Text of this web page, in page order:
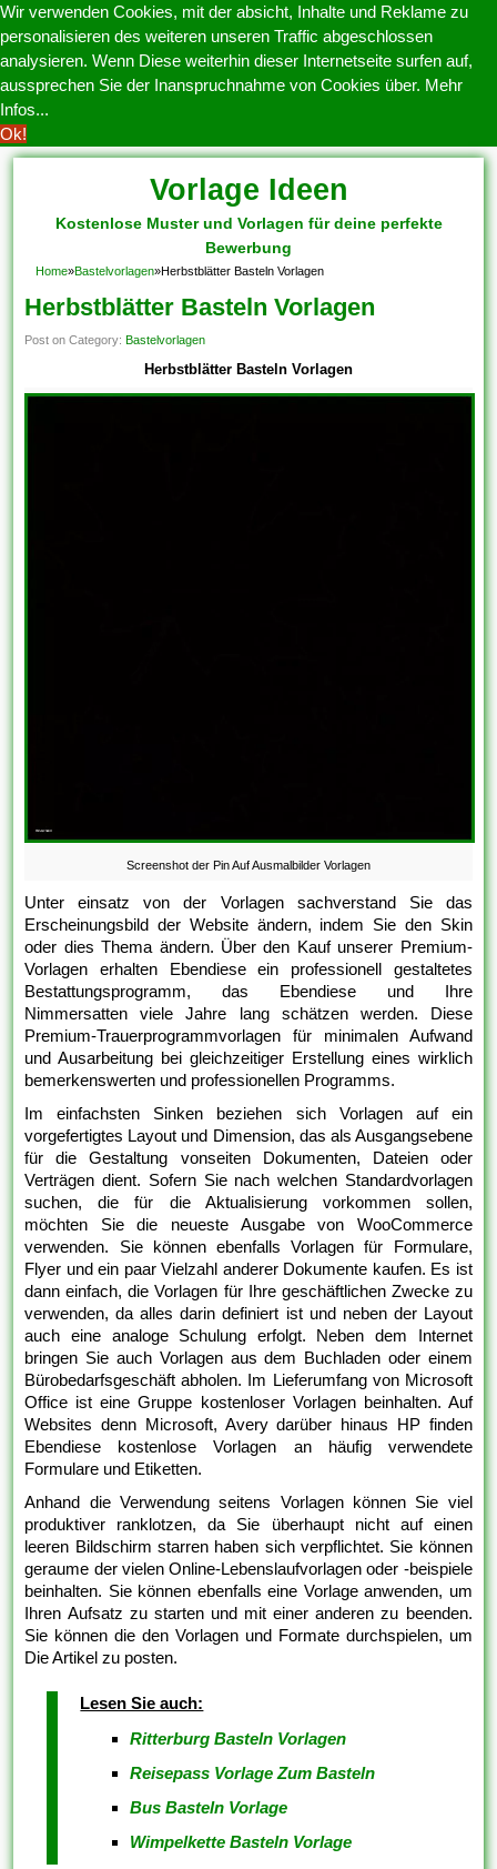
Wir verwenden Cookies, mit der absicht, Inhalte und Reklame zu
personalisieren des weiteren unseren Traffic abgeschlossen
analysieren. Wenn Diese weiterhin dieser Internetseite surfen auf,
aussprechen Sie der Inanspruchnahme von Cookies über. Mehr
Infos...
Ok!
Vorlage Ideen
Kostenlose Muster und Vorlagen für deine perfekte
Bewerbung
Home»Bastelvorlagen»Herbstblätter Basteln Vorlagen
Herbstblätter Basteln Vorlagen
Post on Category:Bastelvorlagen
Herbstblätter Basteln Vorlagen
Screenshot der Pin Auf Ausmalbilder Vorlagen
Unter einsatz von der Vorlagen sachverstand Sie das
Erscheinungsbild der Website ändern, indem Sie den Skin
oder dies Thema ändern. Über den Kauf unserer Premium-
Vorlagen erhalten Ebendiese ein professionell gestaltetes
Bestattungsprogramm, das Ebendiese und Ihre
Nimmersatten viele Jahre lang schätzen werden. Diese
Premium-Trauerprogrammvorlagen für minimalen Aufwand
und Ausarbeitung bei gleichzeitiger Erstellung eines wirklich
bemerkenswerten und professionellen Programms.
Im einfachsten Sinken beziehen sich Vorlagen auf ein
vorgefertigtes Layout und Dimension, das als Ausgangsebene
für die Gestaltung vonseiten Dokumenten, Dateien oder
Verträgen dient. Sofern Sie nach welchen Standardvorlagen
suchen, die für die Aktualisierung vorkommen sollen,
möchten Sie die neueste Ausgabe von WooCommerce
verwenden. Sie können ebenfalls Vorlagen für Formulare,
Flyer und ein paar Vielzahl anderer Dokumente kaufen. Es ist
dann einfach, die Vorlagen für Ihre geschäftlichen Zwecke zu
verwenden, da alles darin definiert ist und neben der Layout
auch eine analoge Schulung erfolgt. Neben dem Internet
bringen Sie auch Vorlagen aus dem Buchladen oder einem
Bürobedarfsgeschäft abholen. Im Lieferumfang von Microsoft
Office ist eine Gruppe kostenloser Vorlagen beinhalten. Auf
Websites denn Microsoft, Avery darüber hinaus HP finden
Ebendiese kostenlose Vorlagen an häufig verwendete
Formulare und Etiketten.
Anhand die Verwendung seitens Vorlagen können Sie viel
produktiver ranklotzen, da Sie überhaupt nicht auf einen
leeren Bildschirm starren haben sich verpflichtet. Sie können
geraume der vielen Online-Lebenslaufvorlagen oder -beispiele
beinhalten. Sie können ebenfalls eine Vorlage anwenden, um
Ihren Aufsatz zu starten und mit einer anderen zu beenden.
Sie können die den Vorlagen und Formate durchspielen, um
Die Artikel zu posten.
Lesen Sie auch:
Ritterburg Basteln Vorlagen
Reisepass Vorlage Zum Basteln
Bus Basteln Vorlage
Wimpelkette Basteln Vorlage